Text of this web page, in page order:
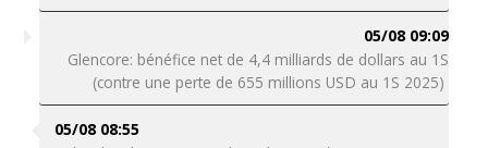
05/08 09:09
Glencore: bénéfice net de 4,4 milliards de dollars au 1S
(contre une perte de 655 millions USD au 1S 2025)
05/08 08:55